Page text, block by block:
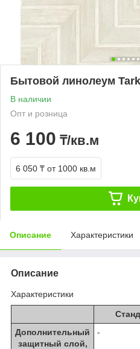
Бытовой линолеум
В наличии
Опт и розница
6 100 ₸/кв.м
6 050 ₸ от 1000 кв.м
Описание Характеристики
Описание
Характеристики
Дополнительный
защитный слой,
-